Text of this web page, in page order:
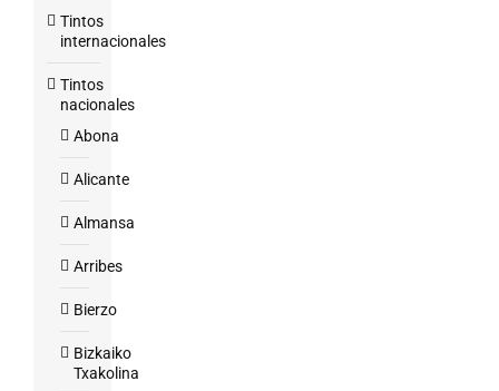
Tintos
internacionales
Tintos
nacionales
Abona
Alicante
Almansa
Arribes
Bierzo
Bizkaiko
Txakolina